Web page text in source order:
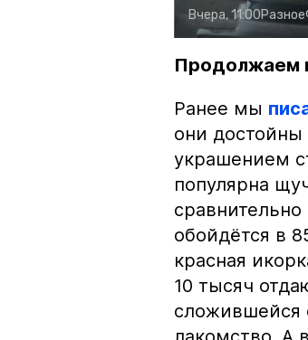
Вчера, 11:00Разное
Продолжаем
Ранее мы
они достойны
украшением
популярна
обойдётся в
красная
10 тысяч
сложившейся